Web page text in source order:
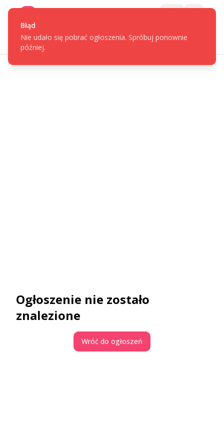
Ogłoszenie nie zostało
znalezione
Wróć do ogłoszeń
Błąd
Nie udało się pobrać ogłoszenia. Spróbuj ponownie
później.